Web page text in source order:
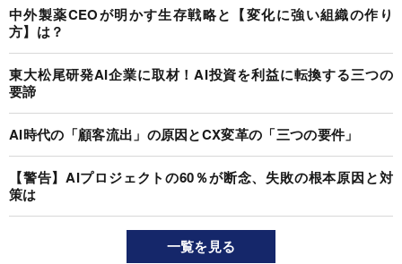
中外製薬CEOが明かす生存戦略と【変化に強い組織の作り
方】は？
東大松尾研発AI企業に取材！AI投資を利益に転換する三つの
要諦
AI時代の「顧客流出」の原因とCX変革の「三つの要件」
【警告】AIプロジェクトの60％が断念、失敗の根本原因と対
策は
一覧を見る